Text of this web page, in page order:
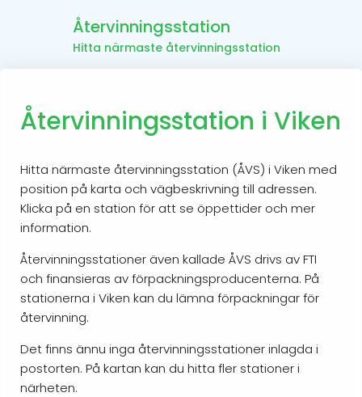
Återvinningsstation
Hitta närmaste återvinningsstation
Återvinningsstation i Viken
Hitta närmaste återvinningsstation (ÅVS) i Viken med
position på karta och vägbeskrivning till adressen.
Klicka på en station för att se öppettider och mer
information.
Återvinningsstationer även kallade ÅVS drivs av FTI
och finansieras av förpackningsproducenterna. På
stationerna i Viken kan du lämna förpackningar för
återvinning.
Det finns ännu inga återvinningsstationer inlagda i
postorten. På kartan kan du hitta fler stationer i
närheten.